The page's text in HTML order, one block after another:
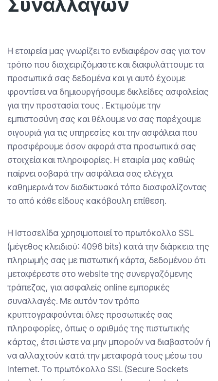
Η εταιρεία μας γνωρίζει το ενδιαφέρον σας για τον
τρόπο που διαχειριζόμαστε και διαφυλάττουμε τα
προσωπικά σας δεδομένα και γι αυτό έχουμε
φροντίσει να δημιουργήσουμε δικλείδες ασφαλείας
για την προστασία τους . Εκτιμούμε την
εμπιστοσύνη σας και θέλουμε να σας παρέχουμε
σιγουριά για τις υπηρεσίες και την ασφάλεια που
προσφέρουμε όσον αφορά στα προσωπικά σας
στοιχεία και πληροφορίες. Η εταιρία μας καθώς
παίρνει σοβαρά την ασφάλεια σας ελέγχει
καθημερινά τον διαδικτυακό τόπο διασφαλίζοντας
το από κάθε είδους κακόβουλη επίθεση.
H Ιστοσελίδα χρησιμοποιεί το πρωτόκολλο SSL
(μέγεθος κλειδιού: 4096 bits) κατά την διάρκεια της
πληρωμής σας με πιστωτική κάρτα, δεδομένου ότι
μεταφέρεστε στο website της συνεργαζόμενης
τράπεζας, για ασφαλείς online εμπορικές
συναλλαγές. Με αυτόν τον τρόπο
κρυπτογραφούνται όλες προσωπικές σας
πληροφορίες, όπως ο αριθμός της πιστωτικής
κάρτας, έτσι ώστε να μην μπορούν να διαβαστούν ή
να αλλαχτούν κατά την μεταφορά τους μέσω του
Internet. Το πρωτόκολλο SSL (Secure Sockets